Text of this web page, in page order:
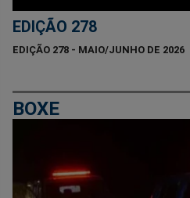
EDIÇÃO 278
EDIÇÃO 278 - MAIO/JUNHO DE 2026
BOXE